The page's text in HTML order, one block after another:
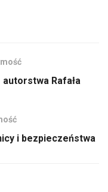
Rafała
i bezpieczeństwa